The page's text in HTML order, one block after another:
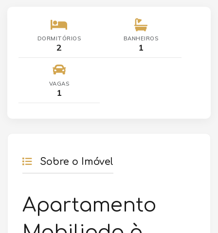
DORMITÓRIOS
2
BANHEIROS
1
VAGAS
1
Sobre o Imóvel
Apartamento